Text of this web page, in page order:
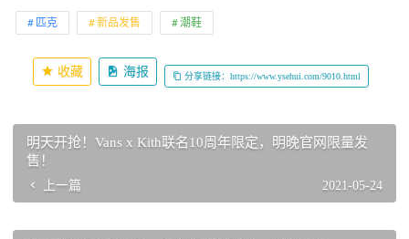
匹克 新品发售 潮鞋
收藏 海报 分享链接：https://www.ysehui.com/9010.html
明天开抢！Vans x Kith联名10周年限定，明晚官网限量发
售！
上一篇 2021-05-24